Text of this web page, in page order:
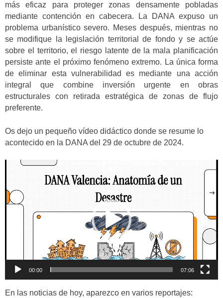
más eficaz para proteger zonas densamente pobladas
mediante contención en cabecera. La DANA expuso un
problema urbanístico severo. Meses después, mientras no
se modifique la legislación territorial de fondo y se actúe
sobre el territorio, el riesgo latente de la mala planificación
persiste ante el próximo fenómeno extremo. La única forma
de eliminar esta vulnerabilidad es mediante una acción
integral que combine inversión urgente en obras
estructurales con retirada estratégica de zonas de flujo
preferente.
Os dejo un pequeño vídeo didáctico donde se resume lo
acontecido en la DANA del 29 de octubre de 2024.
Reproductor
vídeo
00:00 07:06
En las noticias de hoy, aparezco en varios reportajes: